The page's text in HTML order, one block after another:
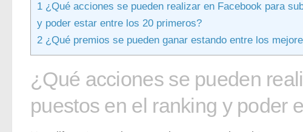
1 ¿Qué acciones se pueden realizar en Facebook para
y poder estar entre los 20 primeros?
2 ¿Qué premios se pueden ganar estando entre los
¿Qué acciones se pueden
puestos en el ranking y poder